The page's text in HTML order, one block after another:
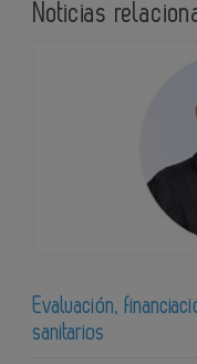
Noticias
Evaluación,
sanitarios